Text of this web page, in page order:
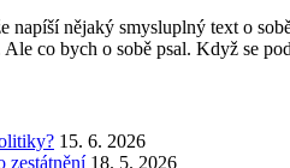
nějaký smysluplný text o
co bych o sobě psal. Když se
15. 6. 2026
zestátnění 18. 5. 2026